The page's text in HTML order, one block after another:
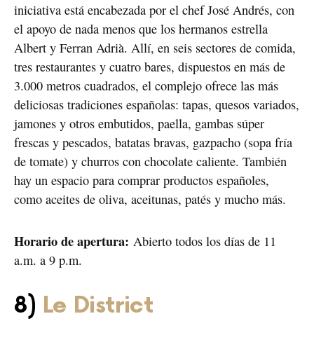
iniciativa está encabezada por el chef José Andrés, con
el apoyo de nada menos que los hermanos estrella
Albert y Ferran Adrià. Allí, en seis sectores de comida,
tres restaurantes y cuatro bares, dispuestos en más de
3.000 metros cuadrados, el complejo ofrece las más
deliciosas tradiciones españolas: tapas, quesos variados,
jamones y otros embutidos, paella, gambas súper
frescas y pescados, batatas bravas, gazpacho (sopa fría
de tomate) y churros con chocolate caliente. También
hay un espacio para comprar productos españoles,
como aceites de oliva, aceitunas, patés y mucho más.
Horario de apertura: Abierto todos los días de 11
a.m. a 9 p.m.
8) Le District